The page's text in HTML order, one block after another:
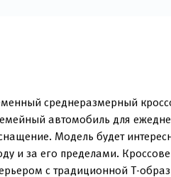
среднеразмерный
автомобиль для
Модель будет
и за его пределами.
с традиционной T-